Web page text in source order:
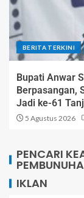
BERITA TERKINI
Bupati Anwar
Berpasangan,
Jadi ke-61
5 Agustus 2026
PENCARI
IKLAN